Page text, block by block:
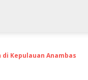
Kepulauan Anambas